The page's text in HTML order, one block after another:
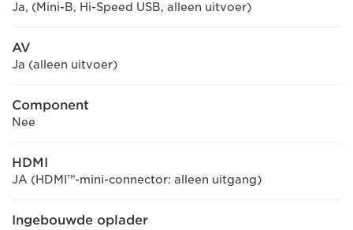
Ja, (Mini-B, Hi-Speed USB, alleen uitvoer)
AV
Ja (alleen uitvoer)
Component
Nee
HDMI
JA (HDMI™-mini-connector: alleen uitgang)
Ingebouwde oplader